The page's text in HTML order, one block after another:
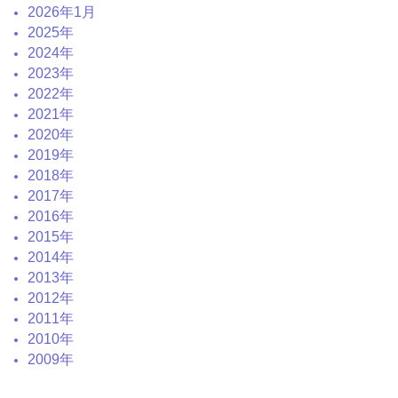
2026年1月
2025年
2024年
2023年
2022年
2021年
2020年
2019年
2018年
2017年
2016年
2015年
2014年
2013年
2012年
2011年
2010年
2009年